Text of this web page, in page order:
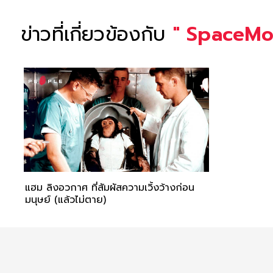
ข่าวที่เกี่ยวข้องกับ "
แฮม ลิงอวกาศ ที่สัมผัสความเวิ้งว้างก่อน
มนุษย์ (แล้วไม่ตาย)